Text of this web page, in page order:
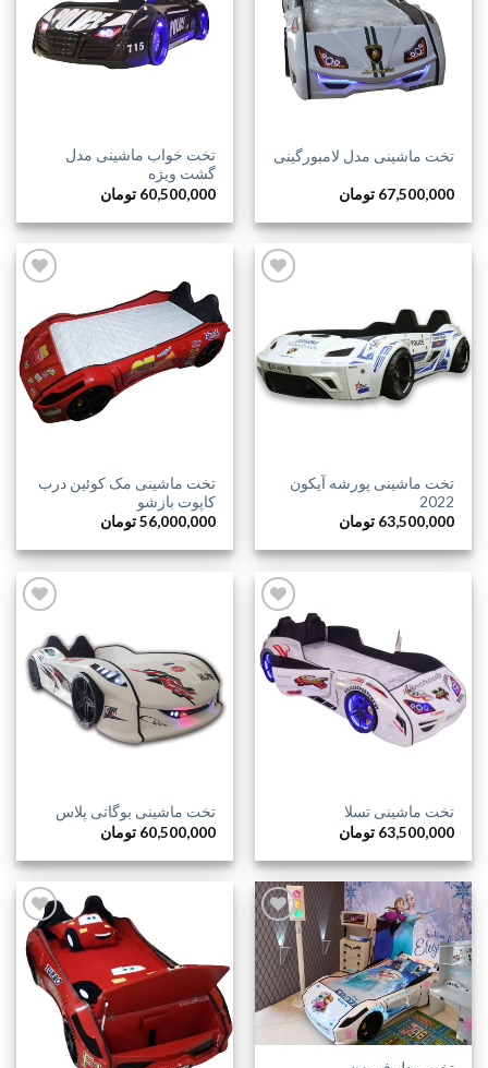
افزودن
علاقه
مندی
تخت ماشینی مدل لامبورگینی
67,500,000 تومان
افزودن
به
علاقه
مندی
تخت خواب ماشینی مدل
گشت ویژه
60,500,000 تومان
افزودن
به
علاقه
مندی
ها
تخت ماشینی پورشه آیکون
2022
63,500,000 تومان
افزودن
به
علاقه
مندی
ها
تخت ماشینی مک کوئین درب
کاپوت بازشو
56,000,000تومان
افزودن
به
علاقه
تخت ماشینی تسلا
63,500,000 تومان
افزودن
به
علاقه
تخت ماشینی بوگاتی پلاس
60,500,000 تومان
افزودن
به
علاقه
مندی
افزودن
به